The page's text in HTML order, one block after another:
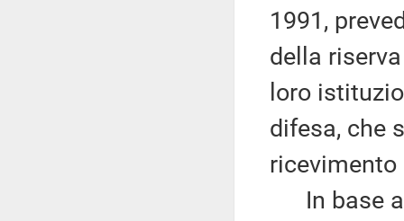
1991,
della
loro
difesa, che
In base a